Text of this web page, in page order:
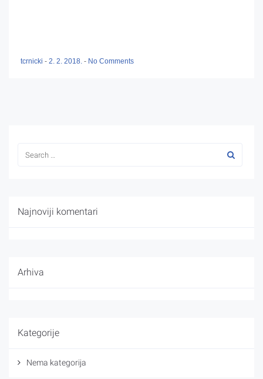
tcrnicki - 2. 2. 2018. - No Comments
Najnoviji komentari
Arhiva
Kategorije
Nema kategorija